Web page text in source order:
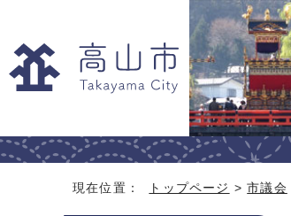
現在位置： トップページ >市議会